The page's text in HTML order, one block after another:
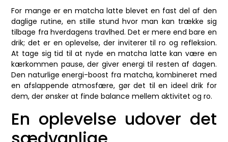
For mange er en matcha latte blevet en fast del af den
daglige rutine, en stille stund hvor man kan trække sig
tilbage fra hverdagens travlhed. Det er mere end bare en
drik; det er en oplevelse, der inviterer til ro og refleksion.
At tage sig tid til at nyde en matcha latte kan være en
kærkommen pause, der giver energi til resten af dagen.
Den naturlige energi-boost fra matcha, kombineret med
en afslappende atmosfære, gør det til en ideel drik for
dem, der ønsker at finde balance mellem aktivitet og ro.
En oplevelse udover det